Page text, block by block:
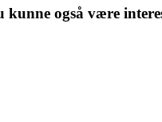
kunne også være